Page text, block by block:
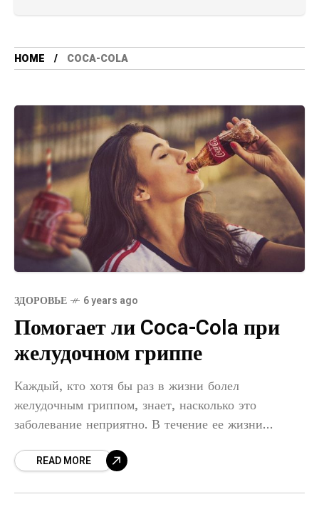
HOME COCA-COLA
ЗДОРОВЬЕ 6 years ago
Помогает ли Coca-Cola при
желудочном гриппе
Каждый, кто хотя бы раз в жизни болел
желудочным гриппом, знает, насколько это
заболевание неприятно. В течение ее жизни
от неприятных недугов: рвота, тошнота, диарея
READ MORE